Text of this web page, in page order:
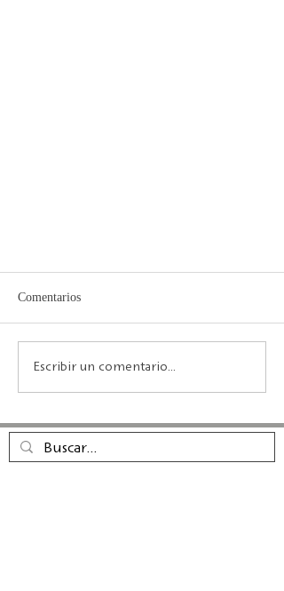
Entrevista en televisión SR/ARD
Comentarios
Escribir un comentario...